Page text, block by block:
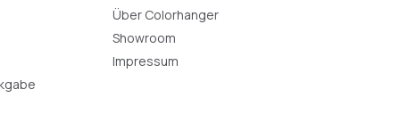
Über Colorhanger
Showroom
Impressum